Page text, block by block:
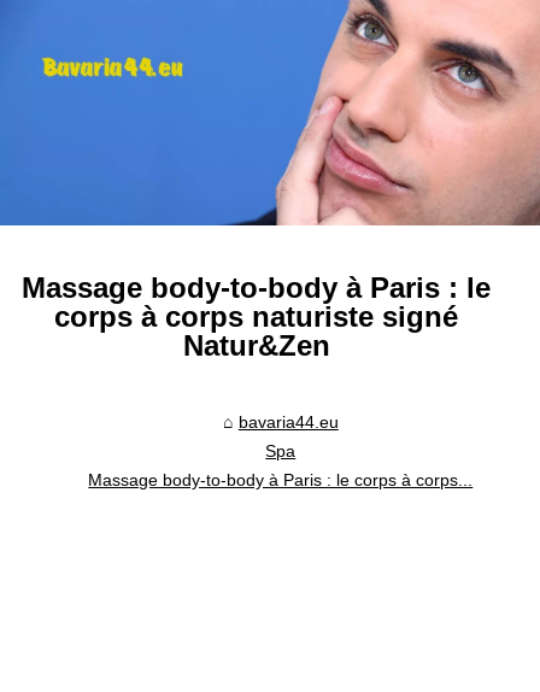
Massage body-to-body à Paris : le
corps à corps naturiste signé
Natur&Zen
bavaria44.eu
Spa
Massage body-to-body à Paris : le corps à corps...